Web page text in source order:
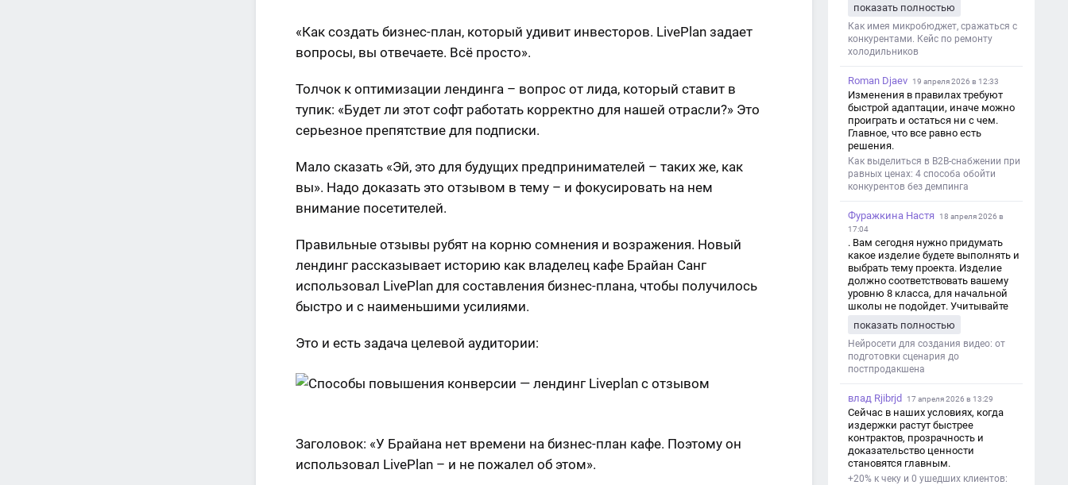
«Как создать бизнес-план, который удивит инвесторов. LivePlan задает
вопросы, вы отвечаете. Всё просто».
Толчок к оптимизации лендинга – вопрос от лида, который ставит в
тупик: «Будет ли этот софт работать корректно для нашей отрасли?» Это
серьезное препятствие для подписки.
Мало сказать «Эй, это для будущих предпринимателей – таких же, как
вы». Надо доказать это отзывом в тему – и фокусировать на нем
внимание посетителей.
Правильные отзывы рубят на корню сомнения и возражения. Новый
лендинг рассказывает историю как владелец кафе Брайан Санг
использовал LivePlan для составления бизнес-плана, чтобы получилось
быстро и с наименьшими усилиями.
Это и есть задача целевой аудитории:
Заголовок: «У Брайана нет времени на бизнес-план кафе. Поэтому он
использовал LivePlan – и не пожалел об этом».
и ловит самый горячий трафик,
тогда как SEO в таких задачах
просто не успевает.
показать полностью
Как имея микробюджет, сражаться с
конкурентами. Кейс по ремонту
холодильников
Roman Djaev 19 апреля 2026 в 12:33
Изменения в правилах требуют
быстрой адаптации, иначе можно
проиграть и остаться ни с чем.
Главное, что все равно есть
решения.
Как выделиться в B2B-снабжении при
равных ценах: 4 способа обойти
конкурентов без демпинга
Фуражкина Настя
18 апреля 2026 в
17:04
. Вам сегодня нужно придумать
какое изделие будете выполнять и
выбрать тему проекта. Изделие
должно соответствовать вашему
уровню 8 класса, для начальной
школы не подойдет. Учитывайте
уровня работы. Структура проекта 1.
Титульный лист - Название школы.
- Тип работы: «Проектная работа». -
Тема проекта. - Кто выполнил:
должность учителя. - Город, год. 2.
Введение - Актуальность темы
(почему это важно). - Цель и
задачи проекта. - Объект и предмет
исследования. - Методы работы. 3.
Основная часть - Теоретическая
показать полностью
Нейросети для создания видео: от
подготовки сценария до
постпродакшена
влад Rjibrjd 17 апреля 2026 в 13:29
Сейчас в наших условиях, когда
издержки растут быстрее
контрактов, прозрачность и
доказательство ценности
становятся главным.
+20% к чеку и 0 ушедших клиентов: